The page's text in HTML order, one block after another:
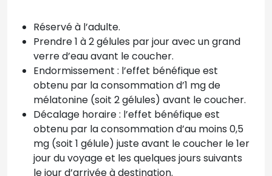
Réservé à l’adulte.
Prendre 1 à 2 gélules par jour avec un grand
verre d’eau avant le coucher.
Endormissement : l’effet bénéfique est
obtenu par la consommation d’1 mg de
mélatonine (soit 2 gélules) avant le coucher.
Décalage horaire : l’effet bénéfique est
obtenu par la consommation d’au moins 0,5
mg (soit 1 gélule) juste avant le coucher le 1er
jour du voyage et les quelques jours suivants
le jour d’arrivée à destination.